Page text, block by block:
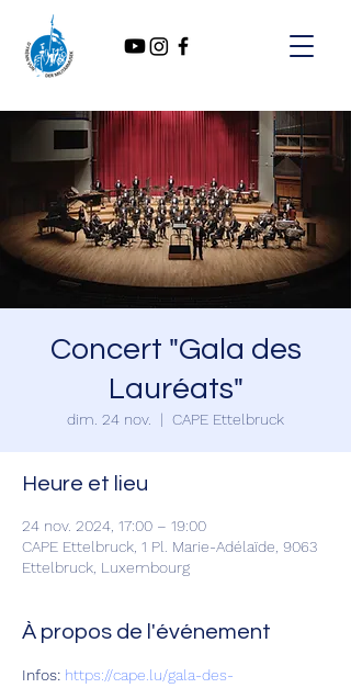
Concert "Gala des
Lauréats"
dim. 24 nov.
  |
CAPE Ettelbruck
Heure et lieu
24 nov. 2024, 17:00 – 19:00
CAPE Ettelbruck, 1 Pl. Marie-Adélaïde, 9063
Ettelbruck, Luxembourg
À propos de l'événement
Infos: https://cape.lu/gala-des-